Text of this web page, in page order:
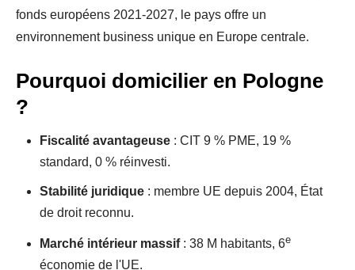
fonds européens 2021-2027, le pays offre un
environnement business unique en Europe centrale.
Pourquoi domicilier en Pologne
?
Fiscalité avantageuse : CIT 9 % PME, 19 %
standard, 0 % réinvesti.
Stabilité juridique : membre UE depuis 2004, État
de droit reconnu.
Marché intérieur massif: 38 M habitants, 6e
économie de l'UE.